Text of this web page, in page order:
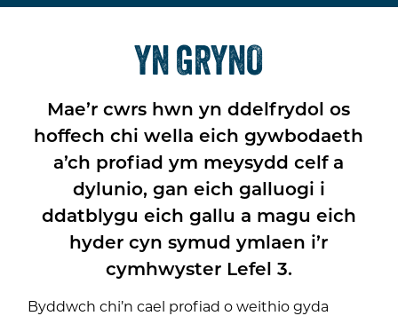
YN GRYNO
Mae’r cwrs hwn yn ddelfrydol os
hoffech chi wella eich gywbodaeth
a’ch profiad ym meysydd celf a
dylunio, gan eich galluogi i
ddatblygu eich gallu a magu eich
hyder cyn symud ymlaen i’r
cymhwyster Lefel 3.
Byddwch chi’n cael profiad o weithio gyda